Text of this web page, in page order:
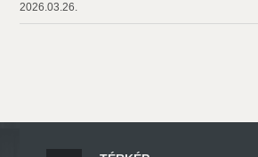
2026.03.26.